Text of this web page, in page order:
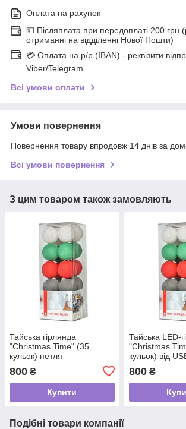
Оплата на рахунок
💵 Післяплата при передоплаті 200 грн
отриманні на відділенні Нової Пошти)
💳 Оплата на р/р (IBAN) - реквізити
Viber/Telegram
Всі умови оплати
Умови повернення
Повернення товару впродовж 14 днів за
Всі умови повернення
З цим товаром також замовляють
Тайська гірлянда
"Christmas Time" (35
кульок) петля
800 ₴
Купити
Тайська LED-
"Christmas
кульок) від
800₴
Подібні товари компанії